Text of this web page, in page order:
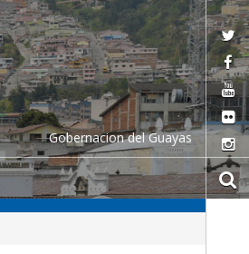
Gobernacion del Guayas